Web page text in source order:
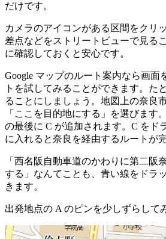
だけです。
カメラのアイコンがある区間をクリ
差点などをストリートビューで見る
に確認しておくと安心です。
Google マップのルート案内なら画面
トを試してみることができます。た
ることにしましょう。地図上の奈良
「ここを目的地にする」を選びます
の最後に C が追加されます。C をド
に入れると奈良を経由するルートが
「西名阪自動車道のかわりに第二阪
する」なんてことも、青い線をドラ
きます。
出発地点の A のピンを少しずらして